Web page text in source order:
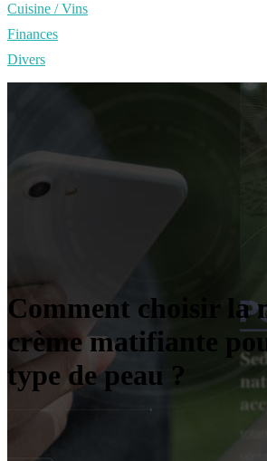
Cuisine / Vins
Finances
Divers
Comment choisir la
crème matifiante
type de peau ?